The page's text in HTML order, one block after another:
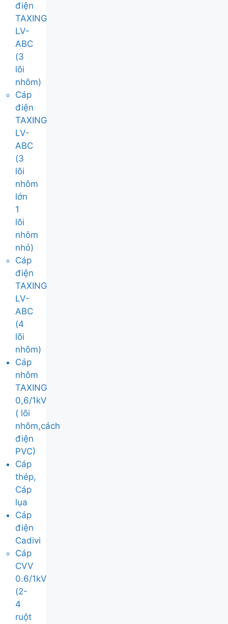
điện
TAXING
LV-
ABC
(3
lõi
nhôm)
Cáp
điện
TAXING
LV-
ABC
(3
lõi
nhôm
lớn
1
lõi
nhôm
nhỏ)
Cáp
điện
TAXING
LV-
ABC
(4
lõi
nhôm)
Cáp
nhôm
TAXING
0,6/1kV
( lõi
nhôm,cách
điện
PVC)
Cáp
thép,
Cáp
lụa
Cáp
điện
Cadivi
Cáp
CVV
0.6/1kV
(2-
4
ruột